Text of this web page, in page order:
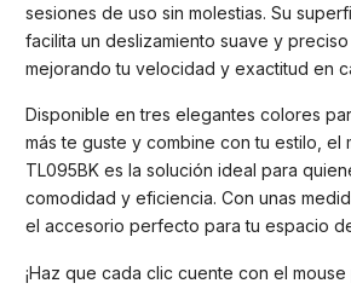
sesiones de uso sin molestias. Su
facilita un deslizamiento suave y preciso
mejorando tu velocidad y exactitud en
Disponible en tres elegantes colores
más te guste y combine con tu estilo, el
TL095BK es la solución ideal para
comodidad y eficiencia. Con unas
el accesorio perfecto para tu espacio
¡Haz que cada clic cuente con el